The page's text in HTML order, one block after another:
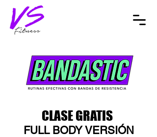
CLASE GRATIS
FULL BODY VERSIÓN